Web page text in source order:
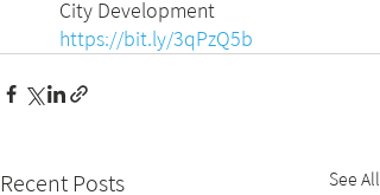
City Development
https://bit.ly/3qPzQ5b
Recent Posts See All